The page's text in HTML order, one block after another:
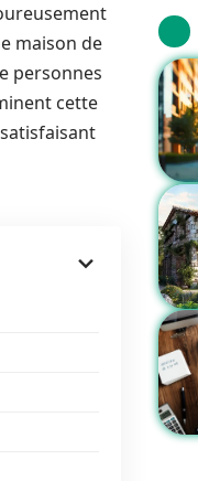
maison de
personnes
cette